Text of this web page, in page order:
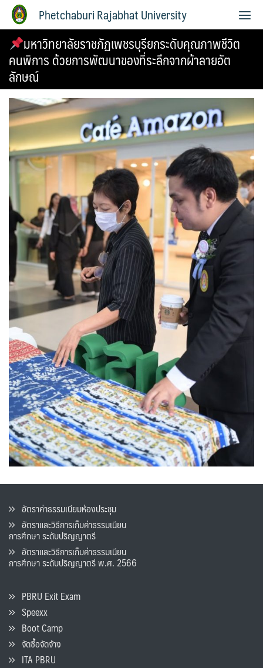
Phetchaburi Rajabhat University
มหาวิทยาลัยราชภัฏเพชรบุรียกระดับคุณภาพชีวิต
คนพิการ ด้วยการพัฒนาของที่ระลึกจากผ้าลายอัต
ลักษณ์
อัตราค่าธรรมเนียมห้องประชุม
อัตราและวิธีการเก็บค่าธรรมเนียน
การศึกษา ระดับปริญญาตรี
อัตราและวิธีการเก็บค่าธรรมเนียน
การศึกษา ระดับปริญญาตรี พ.ศ. 2566
PBRU Exit Exam
Speexx
Boot Camp
จัดซื้อจัดจ้าง
ITA PBRU